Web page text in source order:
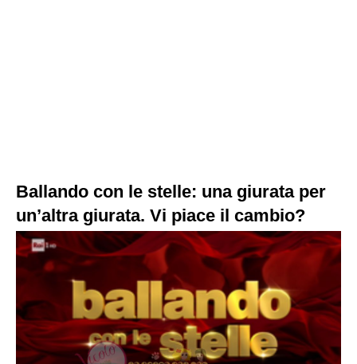
Ballando con le stelle: una giurata per
un’altra giurata. Vi piace il cambio?